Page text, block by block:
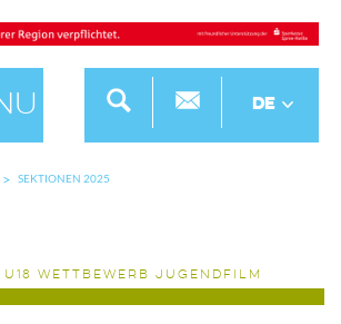
DE
SEKTIONEN 2025
WETTBEWERB JUGENDFILM